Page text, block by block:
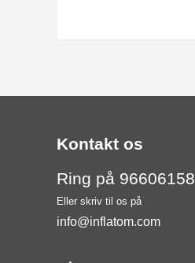
Kontakt os
Ring på 96606158
Eller skriv til os på
info@inflatom.com